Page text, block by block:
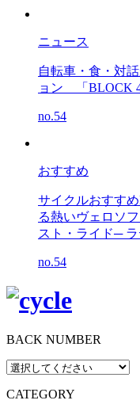
ニュース
自転車・食・対
ョン
「BLOCK
no.54
おすすめ
サイクルおすす
る熱いヴェロソ
スト・ライド─
no.54
BACK NUMBER
CATEGORY